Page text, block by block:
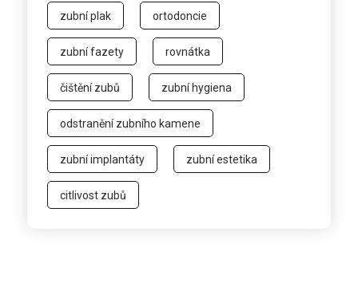
zubní plak ortodoncie
zubní fazety rovnátka
čištění zubů zubní hygiena
odstranění zubního kamene
zubní implantáty zubní estetika
citlivost zubů